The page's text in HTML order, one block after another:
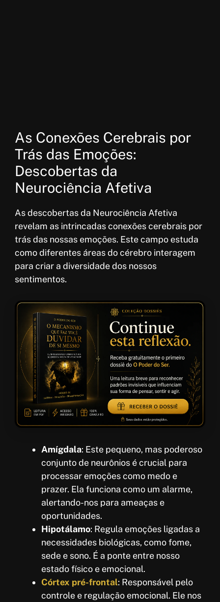
As Conexões Cerebrais por
Trás das Emoções:
Descobertas da
Neurociência Afetiva
As descobertas da Neurociência Afetiva
revelam as intrincadas conexões cerebrais por
trás das nossas emoções. Este campo estuda
como diferentes áreas do cérebro interagem
para criar a diversidade dos nossos
sentimentos.
Amígdala: Este pequeno, mas poderoso
conjunto de neurônios é crucial para
processar emoções como medo e
prazer. Ela funciona como um alarme,
alertando-nos para ameaças e
oportunidades.
Hipotálamo: Regula emoções ligadas a
necessidades biológicas, como fome,
sede e sono. É a ponte entre nosso
estado físico e emocional.
Córtex pré-frontal: Responsável pelo
controle e regulação emocional. Ele nos